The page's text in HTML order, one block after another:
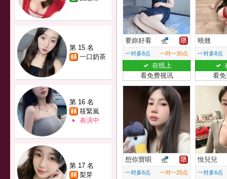
第 15 名
一口奶茶
第 16 名
筱緊嵐
表演中
第 17 名
梨芽
要妳好看
一对多8点 一对一30点
在线上
看免费视讯
曉翹
一对多8点
看
想你寶唄
一对多6点 一对一25点
悅兒兒
一对多6点